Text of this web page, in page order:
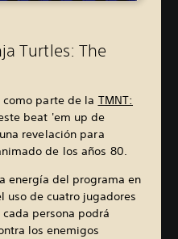
Turtles: The
parte de la TMNT:
beat 'em up de
revelación para
de los años 80.
energía del programa en
uso de cuatro jugadores
persona podrá
los enemigos